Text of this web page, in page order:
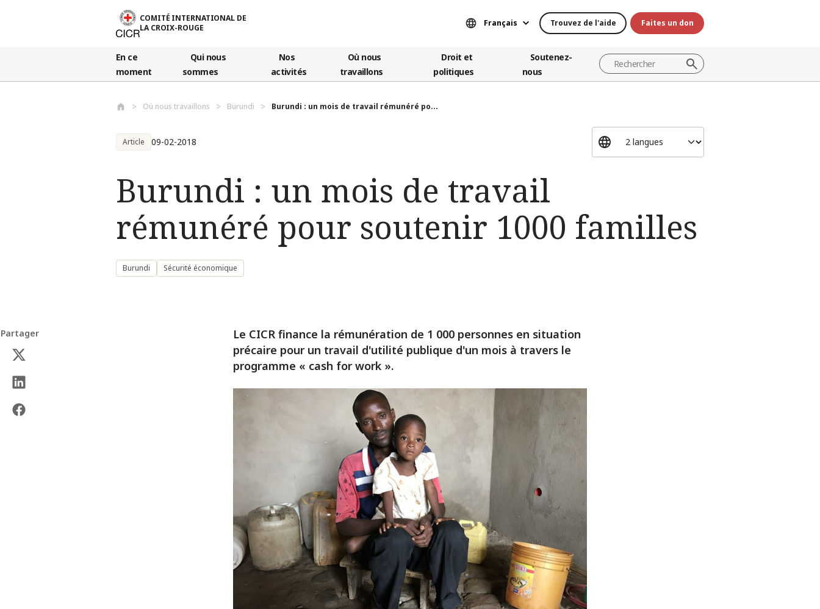
COMITÉ INTERNATIONAL DE
LA CROIX-ROUGE
Français Trouvez de l'aide Faites un don
En ce
moment
Qui nous
sommes
Nos
activités
Où nous
travaillons
Droit et
politiques
Soutenez-
nous
Où nous travaillons Burundi Burundi : un mois de travail rémunéré po...
Article 09-02-2018
Burundi : un mois de travail
rémunéré pour soutenir 1000 familles
Burundi Sécurité économique
Partager
Le CICR finance la rémunération de 1 000 personnes en situation
précaire pour un travail d'utilité publique d'un mois à travers le
programme « cash for work ».